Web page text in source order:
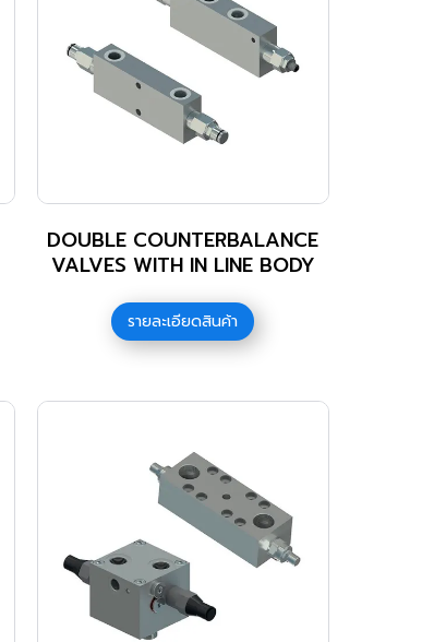
DOUBLE COUNTERBALANCE
VALVES WITH IN LINE BODY
รายละเอียดสินค้า